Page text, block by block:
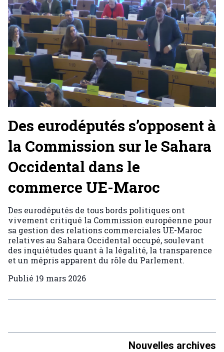
Des eurodéputés s’opposent à
la Commission sur le Sahara
Occidental dans le
commerce UE-Maroc
Des eurodéputés de tous bords politiques ont
vivement critiqué la Commission européenne pour
sa gestion des relations commerciales UE-Maroc
relatives au Sahara Occidental occupé, soulevant
des inquiétudes quant à la légalité, la transparence
et un mépris apparent du rôle du Parlement.
Publié 19 mars 2026
Nouvelles archives